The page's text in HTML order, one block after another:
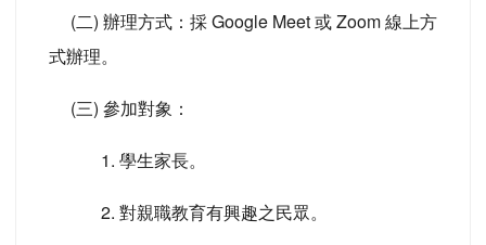
(二) 辦理方式：採 Google Meet 或 Zoom 線上方
式辦理。
(三) 參加對象：
1. 學生家長。
2. 對親職教育有興趣之民眾。